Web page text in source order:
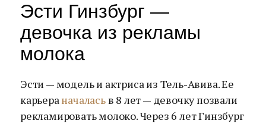
Эсти Гинзбург —
девочка из рекламы
молока
Эсти — модель и актриса из Тель-Авива. Ее
карьераначаласьв 8 лет — девочку позвали
рекламировать молоко. Через 6 лет Гинзбург